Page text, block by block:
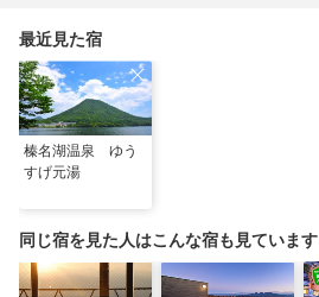
最近見た宿
榛名湖温泉 ゆう
すげ元湯
同じ宿を見た人はこんな宿も見ています